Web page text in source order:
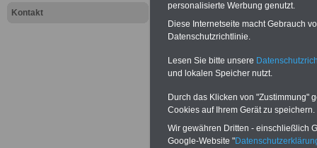
Kontakt
Hamburg:
und
01.02.2025
Hamburg
personalisierte Werbung genutzt.
Diese Internetseite macht Gebrauch
Datenschutzrichtlinie.
Lesen Sie bitte unsere
und lokalen Speicher nutzt.
Durch das Klicken von "Zustimmung"
Cookies auf Ihrem Gerät zu speichern.
Wir gewähren Dritten - einschließlich
Google-Website "